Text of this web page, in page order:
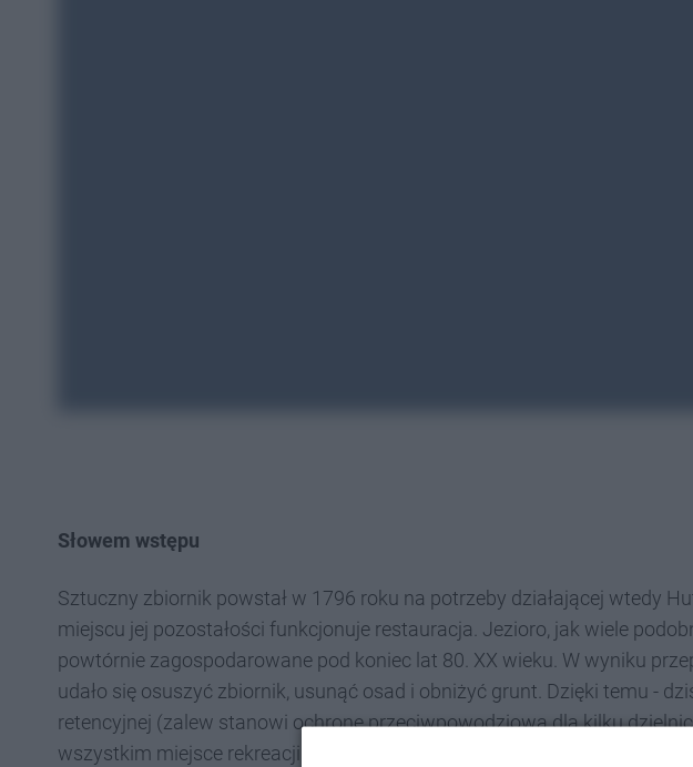
Słowem wstępu
Sztuczny zbiornik powstał w 1796 roku na potrzeby działającej wtedy
miejscu jej pozostałości funkcjonuje restauracja. Jezioro, jak wiele
powtórnie zagospodarowane pod koniec lat 80. XX wieku. W wyniku
udało się osuszyć zbiornik, usunąć osad i obniżyć grunt. Dzięki temu -
retencyjnej (zalew stanowi ochronę przeciwpowodziową dla kilku
wszystkim miejsce rekreacji.